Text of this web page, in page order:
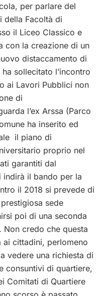
per parlare del
della Facoltà di
il Liceo Classico e
con la creazione di un
distaccamento di
sollecitato l’incontro
ai Lavori Pubblici non
di
l’ex Arssa (Parco
ha inserito ed
il piano di
proprio nel
garantiti dal
indirà il bando per la
il 2018 si prevede di
sede
poi di una seconda
Non credo che questa
ai cittadini, perlomeno
vedere una richiesta di
consuntivi di quartiere,
Comitati di Quartiere